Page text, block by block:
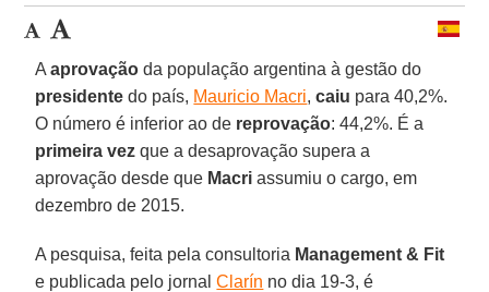
Aaprovação da população argentina à gestão do
presidente do país, Mauricio Macri,caiu para 40,2%.
O número é inferior ao de reprovação: 44,2%. É a
primeira vez que a desaprovação supera a
aprovação desde que Macri assumiu o cargo, em
dezembro de 2015.
A pesquisa, feita pela consultoria Management & Fit
e publicada pelo jornalClarín no dia 19-3, é